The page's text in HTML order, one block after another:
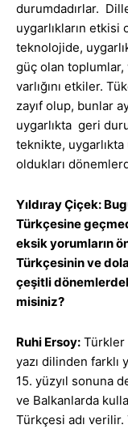
durumdadırlar.
uygarlıkların
teknolojide,
güç olan
varlığını etkiler.
zayıf olup, bunlar
uygarlıkta geri
teknikte,
oldukları
Yıldıray Çiçek:
Türkçesine
eksik yorumların
Türkçesinin ve
çeşitli
misiniz?
Ruhi Ersoy: Türkler
yazı dilinden farklı
15. yüzyıl sonuna
ve Balkanlarda
Türkçesi adı